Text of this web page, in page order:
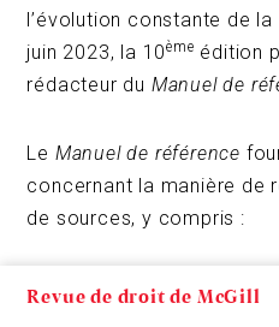
Revue de droit de McGill
l’évolution constante de
juin 2023, la 10ème édition
rédacteur du Manuel de
Le Manuel de référence
concernant la manière de
de sources, y compris :
Les constitutions